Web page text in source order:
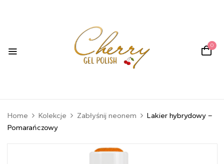
0
Home Kolekcje Zabłyśnij neonem
Lakier hybrydowy –
Pomarańczowy